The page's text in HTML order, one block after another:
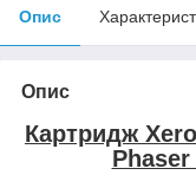
Опис
Опис
Картридж
Phaser